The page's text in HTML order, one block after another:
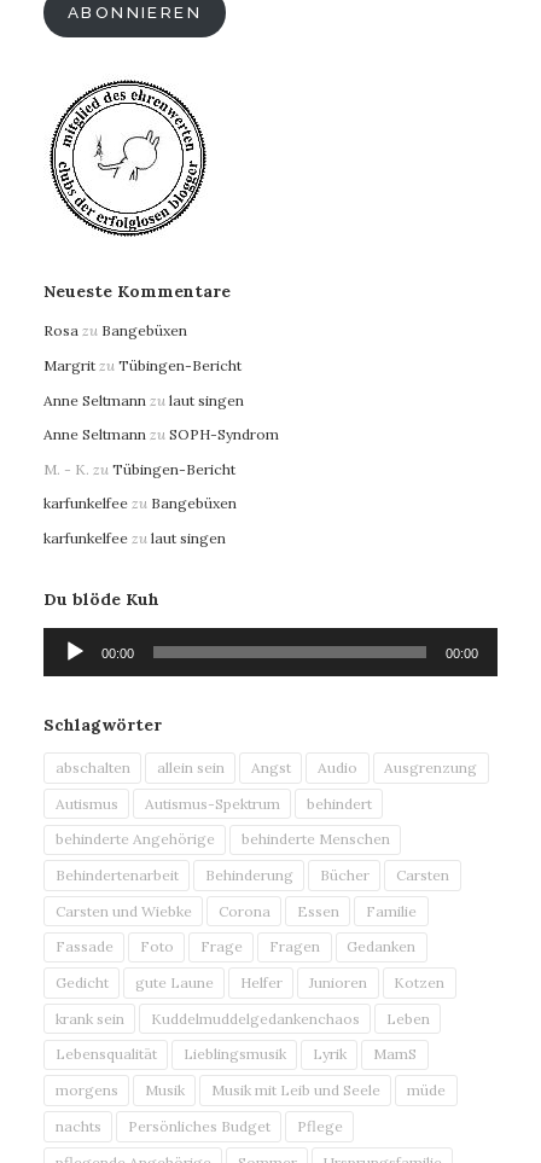
ABONNIEREN
Neueste Kommentare
Rosa zu Bangebüxen
Margrit zu Tübingen-Bericht
Anne Seltmann zu laut singen
Anne Seltmann zu SOPH-Syndrom
M. - K. zu Tübingen-Bericht
karfunkelfee zu Bangebüxen
karfunkelfee zu laut singen
Du blöde Kuh
Audio-
Player
00:00 00:00
Schlagwörter
abschalten allein sein Angst Audio
Ausgrenzung
Autismus
Autismus-Spektrum
behindert
behinderte Angehörige
behinderte Menschen
Behindertenarbeit
Behinderung Bücher
Carsten
Carsten und Wiebke
Corona Essen
Familie
Fassade
Foto Frage Fragen
Gedanken
Gedicht
gute Laune Helfer Junioren
Kotzen
krank sein
Kuddelmuddelgedankenchaos
Leben
Lebensqualität
Lieblingsmusik Lyrik
MamS
morgens
Musik Musik mit Leib und Seele
müde
nachts
Persönliches Budget
Pflege